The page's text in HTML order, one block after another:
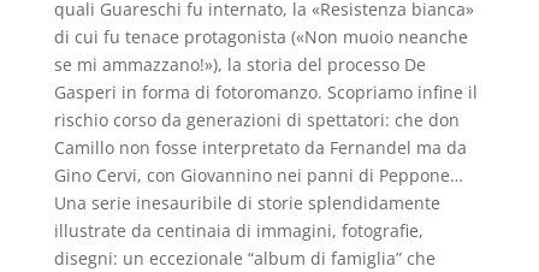
quali Guareschi fu internato, la «Resistenza bianca»
di cui fu tenace protagonista («Non muoio neanche
se mi ammazzano!»), la storia del processo De
Gasperi in forma di fotoromanzo. Scopriamo infine il
rischio corso da generazioni di spettatori: che don
Camillo non fosse interpretato da Fernandel ma da
Gino Cervi, con Giovannino nei panni di Peppone…
Una serie inesauribile di storie splendidamente
illustrate da centinaia di immagini, fotografie,
disegni: un eccezionale “album di famiglia” che